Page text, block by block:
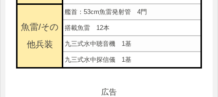
魚雷/その
他兵装
艦首：53cm魚雷発射管 4門
搭載魚雷 12本
九三式水中聴音機 1基
九三式水中探信儀 1基
広告